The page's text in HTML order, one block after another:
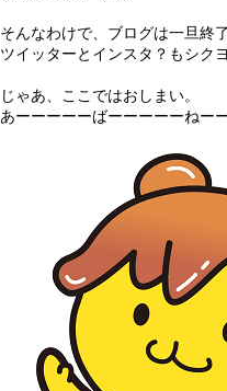
そんなわけで、ブログは一旦終
ツイッターとインスタ？もシク
じゃあ、ここではおしまい。
あーーーーーばーーーーーねー